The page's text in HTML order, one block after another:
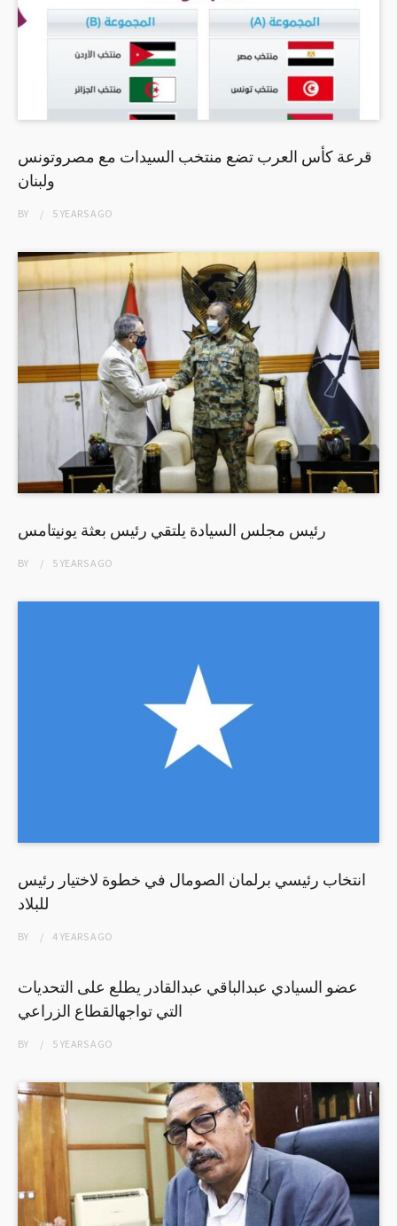
قرعة كأس العرب تضع منتخب السيدات مع مصروتونس
ولبنان
BY 5 YEARSAGO
رئيس مجلس السيادة يلتقي رئيس بعثة يونيتامس
BY 5 YEARSAGO
انتخاب رئيسي برلمان الصومال في خطوة لاختيار رئيس
للبلاد
BY 4 YEARSAGO
عضو السيادي عبدالباقي عبدالقادر يطلع على التحديات
التي تواجهالقطاع الزراعي
BY 5 YEARSAGO